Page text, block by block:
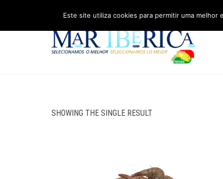
SHOWING THE SINGLE RESULT
Este site utiliza cookies para permitir uma